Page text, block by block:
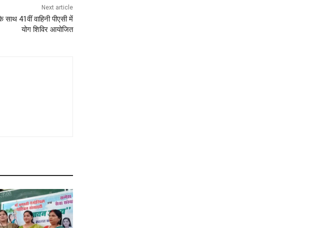
Next article
41वीं वाहिनी पीएसी में
योग शिविर आयोजित